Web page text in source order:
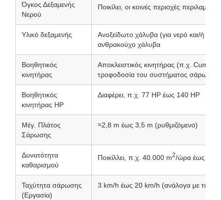
Όγκος Δεξαμενής
Νερού
Ποικίλει, οι κοινές περιοχές
Υλικό δεξαμενής
Ανοξείδωτο χάλυβα (για νερό και/ή
ανθρακούχο χάλυβα
Βοηθητικός
κινητήρας
Αποκλειστικός κινητήρας (π.χ.
τροφοδοσία του συστήματος σάρωσης
Βοηθητικός
κινητήρας HP
Διαφέρει, π.χ. 77 HP έως 140 HP
Μέγ. Πλάτος
Σάρωσης
≈2,8 m έως 3,5 m (ρυθμιζόμενο)
Δυνατότητα
καθαρισμού
Ποικίλλει, π.χ. 40.000 m2/ώρα έως
Ταχύτητα σάρωσης
(Εργασία)
3 km/h έως 20 km/h (ανάλογα με τις